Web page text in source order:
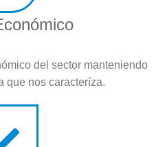
del sector manteniendo
que nos caracteríza.